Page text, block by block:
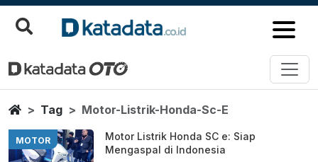
Motor Listrik Honda Sc E
Berita Terbaru
HomeTag Motor-Listrik-Honda-Sc-E
MOTOR
Motor Listrik Honda SC e: Siap
Mengaspal di Indonesia